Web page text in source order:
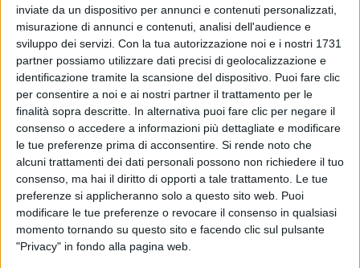
inviate da un dispositivo per annunci e contenuti personalizzati,
misurazione di annunci e contenuti, analisi dell'audience e
sviluppo dei servizi. Con la tua autorizzazione noi e i nostri 1731
partner possiamo utilizzare dati precisi di geolocalizzazione e
identificazione tramite la scansione del dispositivo. Puoi fare clic
per consentire a noi e ai nostri partner il trattamento per le
finalità sopra descritte. In alternativa puoi fare clic per negare il
consenso o accedere a informazioni più dettagliate e modificare
le tue preferenze prima di acconsentire. Si rende noto che
alcuni trattamenti dei dati personali possono non richiedere il tuo
consenso, ma hai il diritto di opporti a tale trattamento. Le tue
preferenze si applicheranno solo a questo sito web. Puoi
modificare le tue preferenze o revocare il consenso in qualsiasi
momento tornando su questo sito e facendo clic sul pulsante
"Privacy" in fondo alla pagina web.
ricevendo subito ilringraziamentodel diretto
interessato. Tiziano non è nuovo a complimenti di
questo tipo: già pochi mesi fa,aveva manifestato il
suo apprezzamento per “Calipso” , la canzone di
Charlie Charlese Dardustrealizzata in
collaborazione proprio con Mahmood e con Sfera
Ebbasta e Fabri Fibra.